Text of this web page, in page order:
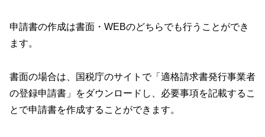
申請書の作成は書面・WEBのどちらでも行うことができ
ます。
書面の場合は、国税庁のサイトで「適格請求書発行事業者
の登録申請書」をダウンロードし、必要事項を記載するこ
とで申請書を作成することができます。